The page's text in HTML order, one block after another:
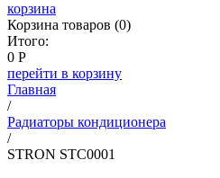
корзина
Корзина товаров (0)
Итого:
0 Р
перейти в корзину
Главная
/
Радиаторы кондиционера
/
STRON STC0001